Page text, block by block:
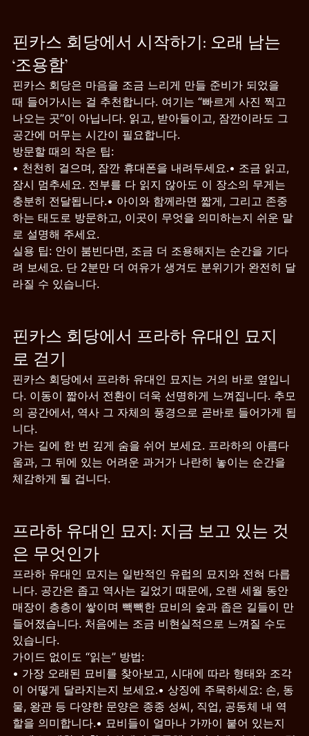
핀카스 회당에서 시작하기: 오래 남는
‘조용함’
핀카스 회당은 마음을 조금 느리게 만들 준비가 되었을
때 들어가시는 걸 추천합니다. 여기는 “빠르게 사진 찍고
나오는 곳”이 아닙니다. 읽고, 받아들이고, 잠깐이라도 그
공간에 머무는 시간이 필요합니다.
방문할 때의 작은 팁:
• 천천히 걸으며, 잠깐 휴대폰을 내려두세요.• 조금 읽고,
잠시 멈추세요. 전부를 다 읽지 않아도 이 장소의 무게는
충분히 전달됩니다.• 아이와 함께라면 짧게, 그리고 존중
하는 태도로 방문하고, 이곳이 무엇을 의미하는지 쉬운 말
로 설명해 주세요.
실용 팁: 안이 붐빈다면, 조금 더 조용해지는 순간을 기다
려 보세요. 단 2분만 더 여유가 생겨도 분위기가 완전히 달
라질 수 있습니다.
핀카스 회당에서 프라하 유대인 묘지
로 걷기
핀카스 회당에서 프라하 유대인 묘지는 거의 바로 옆입니
다. 이동이 짧아서 전환이 더욱 선명하게 느껴집니다. 추모
의 공간에서, 역사 그 자체의 풍경으로 곧바로 들어가게 됩
니다.
가는 길에 한 번 깊게 숨을 쉬어 보세요. 프라하의 아름다
움과, 그 뒤에 있는 어려운 과거가 나란히 놓이는 순간을
체감하게 될 겁니다.
프라하 유대인 묘지: 지금 보고 있는 것
은 무엇인가
프라하 유대인 묘지는 일반적인 유럽의 묘지와 전혀 다릅
니다. 공간은 좁고 역사는 길었기 때문에, 오랜 세월 동안
매장이 층층이 쌓이며 빽빽한 묘비의 숲과 좁은 길들이 만
들어졌습니다. 처음에는 조금 비현실적으로 느껴질 수도
있습니다.
가이드 없이도 “읽는” 방법:
• 가장 오래된 묘비를 찾아보고, 시대에 따라 형태와 조각
이 어떻게 달라지는지 보세요.• 상징에 주목하세요: 손, 동
물, 왕관 등 다양한 문양은 종종 성씨, 직업, 공동체 내 역
할을 의미합니다.• 묘비들이 얼마나 가까이 붙어 있는지